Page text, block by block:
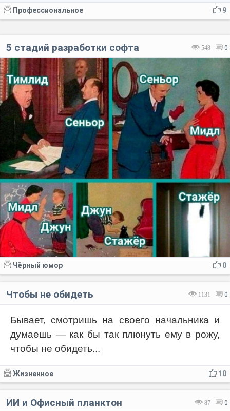
9
Профессиональное
548 0
5 стадий разработки софта
0
Чёрный юмор
1131 0
Чтобы не обидеть
Бывает, смотришь на своего начальника и
думаешь — как бы так плюнуть ему в рожу,
чтобы не обидеть...
10
Жизненное
87 0
ИИ и Офисный планктон